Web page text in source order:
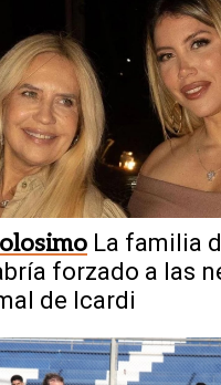
La familia
forzado a las
de Icardi